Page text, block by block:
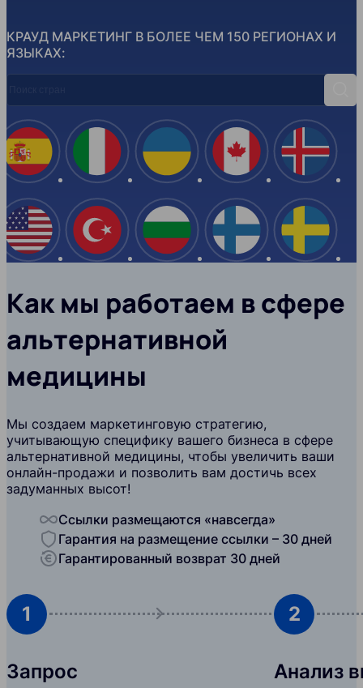
КРАУД МАРКЕТИНГ В БОЛЕЕ ЧЕМ 150 РЕГИОНАХ И
ЯЗЫКАХ:
Испания
США
Италия
Турция
Украина
Болгария
Канада
Финляндия
Как мы работаем в сфере
альтернативной
медицины
Мы создаем маркетинговую стратегию,
учитывающую специфику вашего бизнеса в сфере
альтернативной медицины, чтобы увеличить ваши
онлайн-продажи и позволить вам достичь всех
задуманных высот!
Ссылки размещаются «навсегда»
Гарантия на размещение ссылки – 30 дней
Гарантированный возврат 30 дней
1
Запрос
2
Анализ